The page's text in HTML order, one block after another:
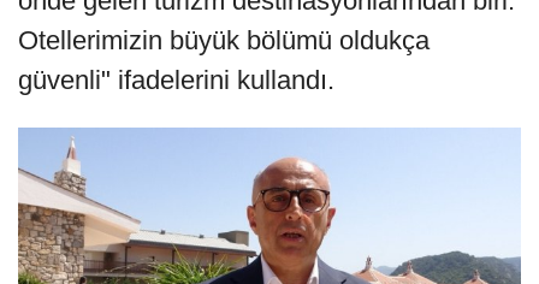
Otellerimizin büyük bölümü oldukça
güvenli" ifadelerini kullandı.